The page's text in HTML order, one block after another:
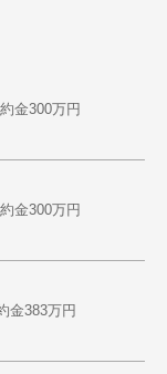
金300万円
金300万円
金383万円